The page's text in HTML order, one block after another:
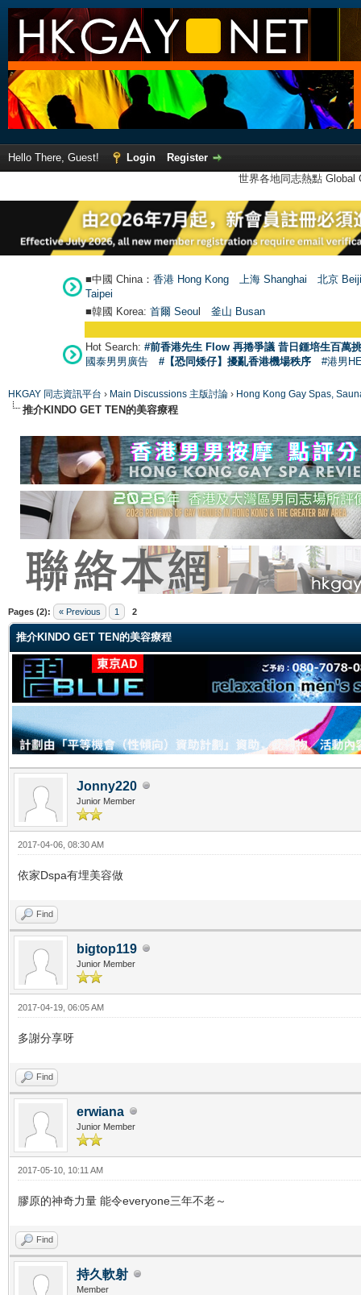
Hello There, Guest! Login
Register
世界各地同志熱點
■中國 China： 香港 Hong Kong 上海 Shanghai
北京
Taipei
■韓國 Korea: 首爾 Seoul 釜山 Busan
Hot Search: #前香港先生 Flow 再捲爭議 昔日鍾培生百萬
國泰男男廣告
#【恐同矮仔】擾亂香港機場秩序 #港男
HKGAY 同志資訊平台 › Main Discussions 主版討論 › Hong Kong Gay Spas,
推介KINDO GET TEN的美容療程
Pages (2): « Previous 1 2
推介KINDO GET TEN的美容療程
Jonny220
Junior Member
2017-04-06, 08:30 AM
依家Dspa有埋美容做
Find
bigtop119
Junior Member
2017-04-19, 06:05 AM
多謝分享呀
Find
erwiana
Junior Member
2017-05-10, 10:11 AM
膠原的神奇力量 能令everyone三年不老～
Find
持久軟射
Member